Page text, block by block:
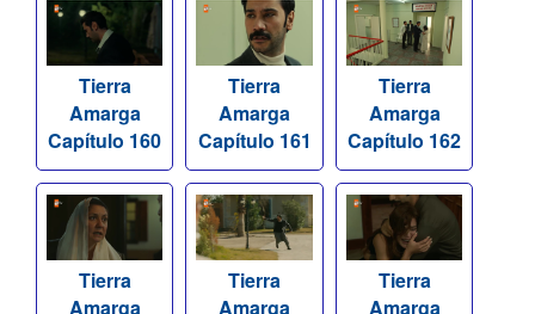
Tierra
Amarga
Capítulo 160
Tierra
Amarga
Capítulo 161
Tierra
Amarga
Capítulo 162
Tierra
Amarga
Tierra
Amarga
Tierra
Amarga